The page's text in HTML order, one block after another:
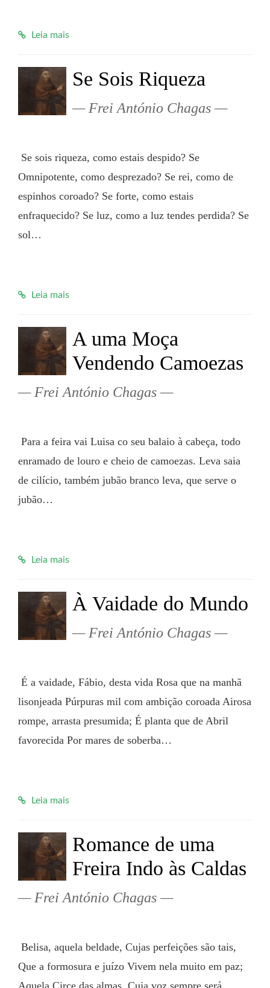
Leia mais
Se Sois Riqueza
Frei António Chagas
Omnipotente, como desprezado? Se rei, como de
espinhos coroado? Se forte, como estais
enfraquecido? Se luz, como a luz tendes perdida? Se
sol…
Leia mais
A uma Moça
Vendendo Camoezas
Frei António Chagas
enramado de louro e cheio de camoezas. Leva saia
de cilício, também jubão branco leva, que serve o
jubão…
Leia mais
À Vaidade do Mundo
Frei António Chagas
lisonjeada Púrpuras mil com ambição coroada Airosa
rompe, arrasta presumida; É planta que de Abril
favorecida Por mares de soberba…
Leia mais
Romance de uma
Freira Indo às Caldas
Frei António Chagas
Que a formosura e juízo Vivem nela muito em paz;
Aquela Circe das almas, Cuja voz sempre será